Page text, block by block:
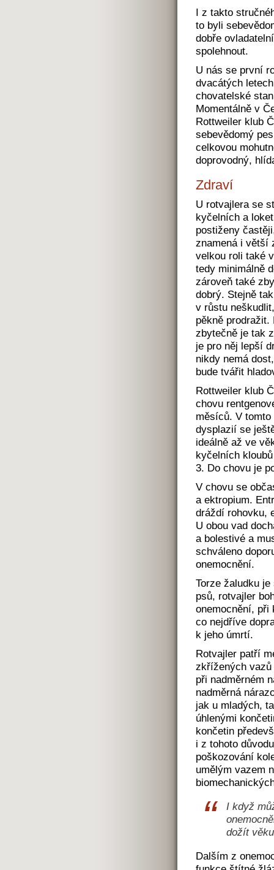
I z takto
to byli
dobře
spolehnout.
U nás se první
dvacátých
chovatelské
Momentálně v
Rottweiler klub
sebevědomý
celkovou
doprovodný,
Zdraví
U rotvajlera se
kyčelních a
postiženy
znamená i větší
velkou roli také
tedy minimálně
zároveň také
dobrý. Stejně
v růstu
pěkně
zbytečně je tak
je pro něj lepší
nikdy nemá
bude tvářit
Rottweiler klub
chovu
měsíců. V
dysplazií se
ideálně až ve
kyčelních
3. Do chovu je
V chovu se
a ektropium.
dráždí rohovku,
U obou vad
a bolestivé a
schváleno
onemocnění.
Torze žaludku
psů, rotvajler
onemocnění, při
co nejdříve
k jeho úmrtí.
Rotvajler patří
zkřížených
při nadměrném
nadměrná
jak u mladých,
úhlenými
končetin
i z tohoto
poškozování
umělým vazem
I když
dožít
Dalším z